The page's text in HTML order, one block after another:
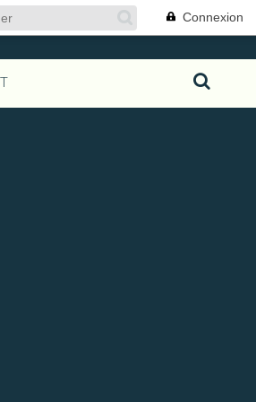
Connexion